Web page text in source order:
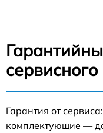
Гарантия от
комплектующие —